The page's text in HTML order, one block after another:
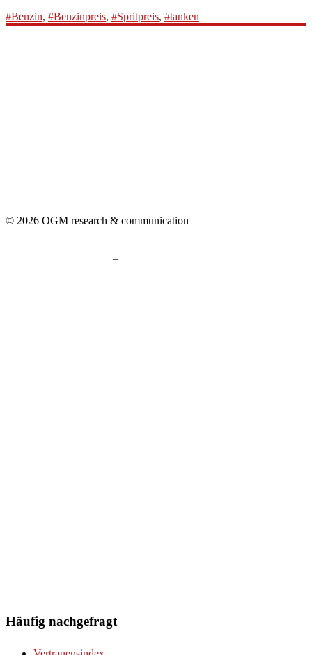
#Benzin, #Benzinpreis, #Spritpreis, #tanken
© 2026 OGM research & communication
–
Häufig nachgefragt